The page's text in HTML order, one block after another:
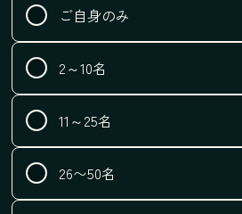
ご自身のみ
2～10名
11～25名
26〜50名